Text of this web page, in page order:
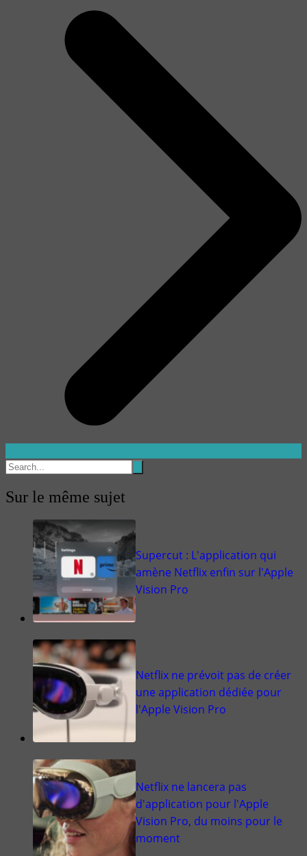
Sur le même sujet
Supercut : L'application qui
amène Netflix enfin sur l'Apple
Vision Pro
Netflix ne prévoit pas de créer
une application dédiée pour
l'Apple Vision Pro
Netflix ne lancera pas
d'application pour l'Apple
Vision Pro, du moins pour le
moment